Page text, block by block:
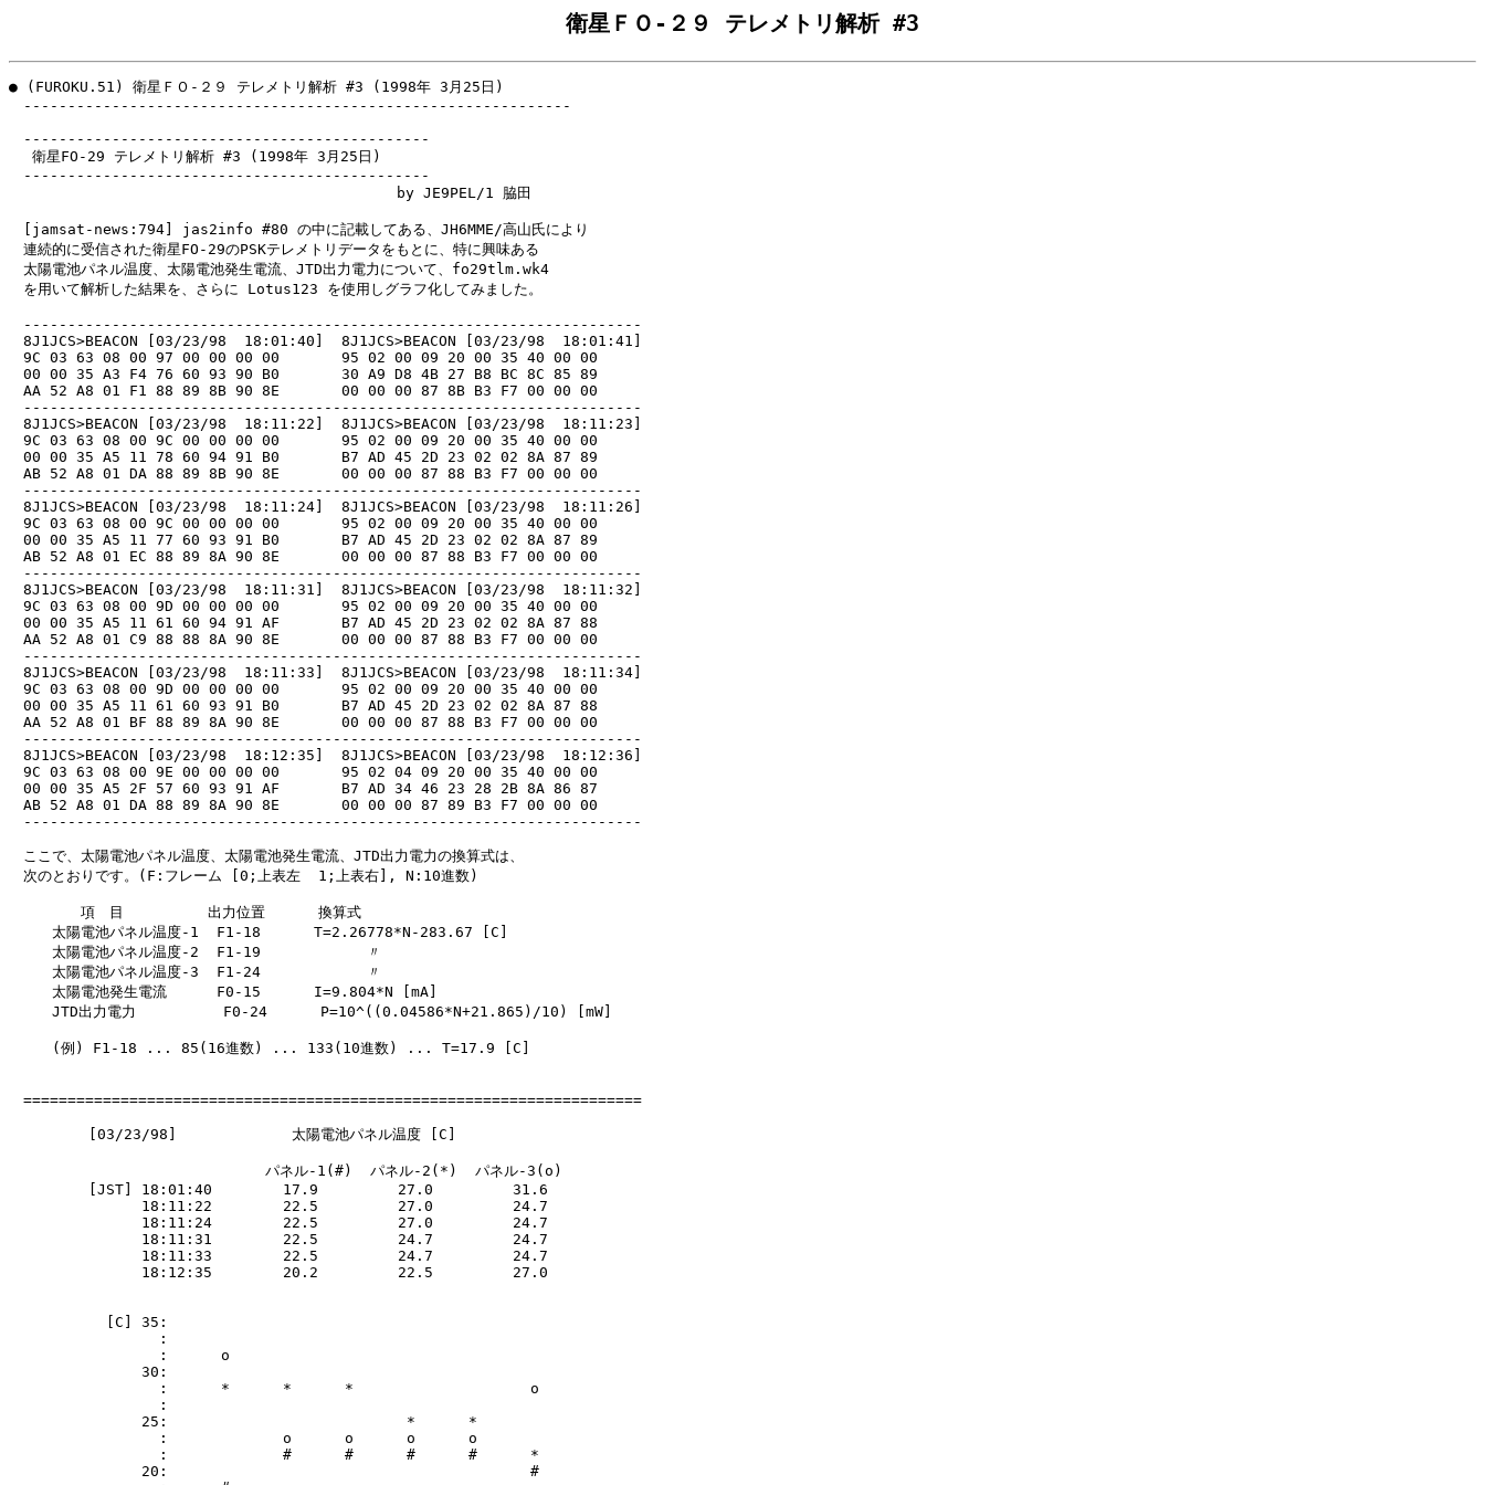
衛星ＦＯ-２９ テレメトリ解析 #3
● (FUROKU.51) 衛星ＦＯ-２９ テレメトリ解析 #3 (1998年 3月25日)
--------------------------------------------------------------
----------------------------------------------
衛星FO-29 テレメトリ解析 #3 (1998年 3月25日)
----------------------------------------------
by JE9PEL/1 脇田
[jamsat-news:794] jas2info #80 の中に記載してある、JH6MME/高山氏により
連続的に受信された衛星FO-29のPSKテレメトリデータをもとに、特に興味ある
太陽電池パネル温度、太陽電池発生電流、JTD出力電力について、fo29tlm.wk4
を用いて解析した結果を、さらに Lotus123 を使用しグラフ化してみました。
----------------------------------------------------------------------
8J1JCS>BEACON [03/23/98  18:01:40]  8J1JCS>BEACON [03/23/98  18:01:41]
9C 03 63 08 00 97 00 00 00 00       95 02 00 09 20 00 35 40 00 00
00 00 35 A3 F4 76 60 93 90 B0       30 A9 D8 4B 27 B8 BC 8C 85 89
AA 52 A8 01 F1 88 89 8B 90 8E       00 00 00 87 8B B3 F7 00 00 00
----------------------------------------------------------------------
8J1JCS>BEACON [03/23/98  18:11:22]  8J1JCS>BEACON [03/23/98  18:11:23]
9C 03 63 08 00 9C 00 00 00 00       95 02 00 09 20 00 35 40 00 00
00 00 35 A5 11 78 60 94 91 B0       B7 AD 45 2D 23 02 02 8A 87 89
AB 52 A8 01 DA 88 89 8B 90 8E       00 00 00 87 88 B3 F7 00 00 00
----------------------------------------------------------------------
8J1JCS>BEACON [03/23/98  18:11:24]  8J1JCS>BEACON [03/23/98  18:11:26]
9C 03 63 08 00 9C 00 00 00 00       95 02 00 09 20 00 35 40 00 00
00 00 35 A5 11 77 60 93 91 B0       B7 AD 45 2D 23 02 02 8A 87 89
AB 52 A8 01 EC 88 89 8A 90 8E       00 00 00 87 88 B3 F7 00 00 00
----------------------------------------------------------------------
8J1JCS>BEACON [03/23/98  18:11:31]  8J1JCS>BEACON [03/23/98  18:11:32]
9C 03 63 08 00 9D 00 00 00 00       95 02 00 09 20 00 35 40 00 00
00 00 35 A5 11 61 60 94 91 AF       B7 AD 45 2D 23 02 02 8A 87 88
AA 52 A8 01 C9 88 88 8A 90 8E       00 00 00 87 88 B3 F7 00 00 00
----------------------------------------------------------------------
8J1JCS>BEACON [03/23/98  18:11:33]  8J1JCS>BEACON [03/23/98  18:11:34]
9C 03 63 08 00 9D 00 00 00 00       95 02 00 09 20 00 35 40 00 00
00 00 35 A5 11 61 60 93 91 B0       B7 AD 45 2D 23 02 02 8A 87 88
AA 52 A8 01 BF 88 89 8A 90 8E       00 00 00 87 88 B3 F7 00 00 00
----------------------------------------------------------------------
8J1JCS>BEACON [03/23/98  18:12:35]  8J1JCS>BEACON [03/23/98  18:12:36]
9C 03 63 08 00 9E 00 00 00 00       95 02 04 09 20 00 35 40 00 00
00 00 35 A5 2F 57 60 93 91 AF       B7 AD 34 46 23 28 2B 8A 86 87
AB 52 A8 01 DA 88 89 8A 90 8E       00 00 00 87 89 B3 F7 00 00 00
----------------------------------------------------------------------
ここで、太陽電池パネル温度、太陽電池発生電流、JTD出力電力の換算式は、
次のとおりです。(F:フレーム [0;上表左  1;上表右], N:10進数)
項　目　　　　   出力位置      換算式
太陽電池パネル温度-1  F1-18      T=2.26778*N-283.67 [C]
太陽電池パネル温度-2  F1-19            〃
太陽電池パネル温度-3  F1-24            〃
太陽電池発生電流　    F0-15      I=9.804*N [mA]
JTD出力電力　　　     F0-24      P=10^((0.04586*N+21.865)/10) [mW]
(例) F1-18 ... 85(16進数) ... 133(10進数) ... T=17.9 [C]
======================================================================
         [03/23/98]             太陽電池パネル温度 [C]
                             パネル-1(#)  パネル-2(*)  パネル-3(o)
         [JST] 18:01:40        17.9         27.0         31.6
               18:11:22        22.5         27.0         24.7
               18:11:24        22.5         27.0         24.7
               18:11:31        22.5         24.7         24.7
               18:11:33        22.5         24.7         24.7
               18:12:35        20.2         22.5         27.0
           [C] 35:
                 :
                 :      o
               30:
                 :      *      *      *                    o
                 :
               25:                           *      *
                 :             o      o      o      o
                 :             #      #      #      #      *
               20:                                         #